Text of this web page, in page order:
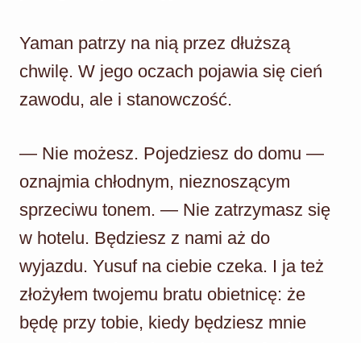
Yaman patrzy na nią przez dłuższą
chwilę. W jego oczach pojawia się cień
zawodu, ale i stanowczość.
— Nie możesz. Pojedziesz do domu —
oznajmia chłodnym, nieznoszącym
sprzeciwu tonem. — Nie zatrzymasz się
w hotelu. Będziesz z nami aż do
wyjazdu. Yusuf na ciebie czeka. I ja też
złożyłem twojemu bratu obietnicę: że
będę przy tobie, kiedy będziesz mnie